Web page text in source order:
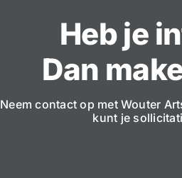
Heb je
Dan
Neem contact op met Wouter
kunt je